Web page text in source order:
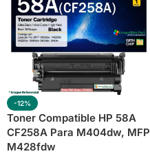
-12%
Toner Compatible HP 58A
CF258A Para M404dw, MFP
M428fdw